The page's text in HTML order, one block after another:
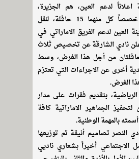
اعلاناً لدعم العين، هم الجزيرة،
والوصل، واللذان خصصاً كل منهما 15 حافلة، لنقل
العين لدعم الفريق الاماراتي في
أعلن نادي الشارقة عن تخصيص ثلاث
من أجل هذا الغرض، وسط
أخرى عن الاجراءات التي تعتزم
الغرض.
بتقديم فقرات على مدار
لتحفيز الجماهير الاماراتية كافة
بالمهمة الوطنية.
النصر تصاميم أنيقة تم توزيعها
الاجتماعي أخيراً بشعاري ناديي